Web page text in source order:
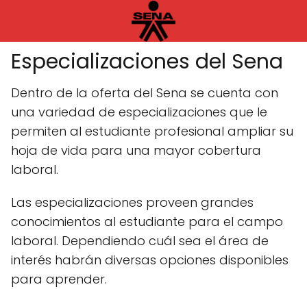
Especializaciones del Sena
Dentro de la oferta del Sena se cuenta con
una variedad de especializaciones que le
permiten al estudiante profesional ampliar su
hoja de vida para una mayor cobertura
laboral.
Las especializaciones proveen grandes
conocimientos al estudiante para el campo
laboral. Dependiendo cuál sea el área de
interés habrán diversas opciones disponibles
para aprender.